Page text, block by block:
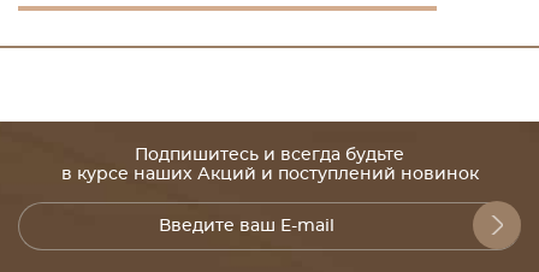
Подпишитесь и всегда будьте
в курсе наших Акций и поступлений новинок